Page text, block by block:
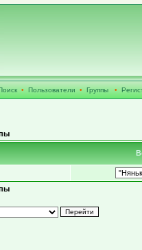
• Пользователи • Группы •